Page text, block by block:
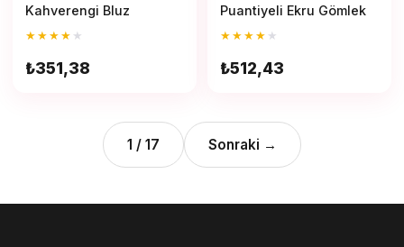
Kahverengi Bluz
★★★★ ★
₺351,38
Puantiyeli Ekru Gömlek
★★★★ ★
₺512,43
1 / 17 Sonraki →